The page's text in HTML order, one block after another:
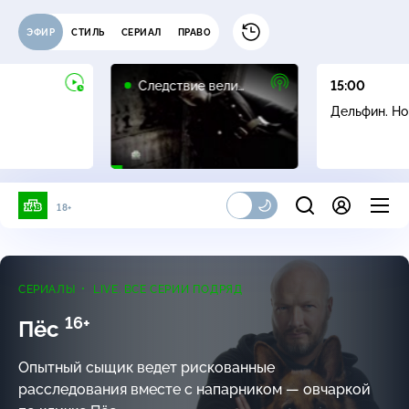
ЭФИР СТИЛЬ СЕРИАЛ ПРАВО
Следствие вели…
16+
15:00
Дельфин.
18+
СЕРИАЛЫ LIVE. ВСЕ СЕРИИ ПОДРЯД
Пёс 16+
Опытный сыщик ведет рискованные
расследования вместе с напарником — овчаркой